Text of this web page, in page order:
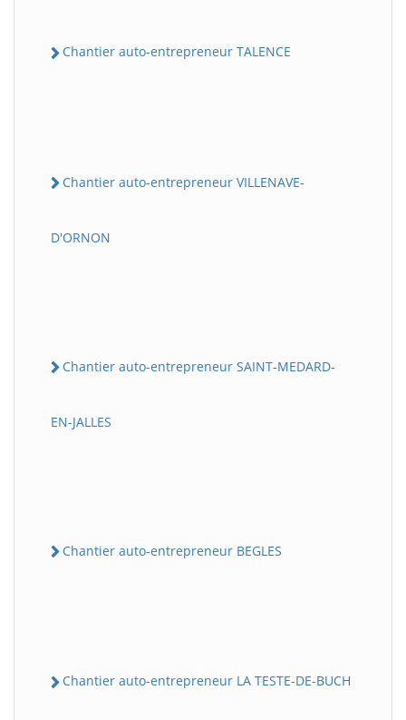
Chantier auto-entrepreneur TALENCE
Chantier auto-entrepreneur VILLENAVE-
D'ORNON
Chantier auto-entrepreneur SAINT-MEDARD-
EN-JALLES
Chantier auto-entrepreneur BEGLES
Chantier auto-entrepreneur LA TESTE-DE-BUCH